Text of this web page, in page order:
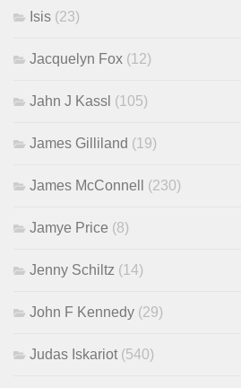
Isis (23)
Jacquelyn Fox (12)
Jahn J Kassl (105)
James Gilliland (19)
James McConnell (230)
Jamye Price (8)
Jenny Schiltz (14)
John F Kennedy (29)
Judas Iskariot (540)